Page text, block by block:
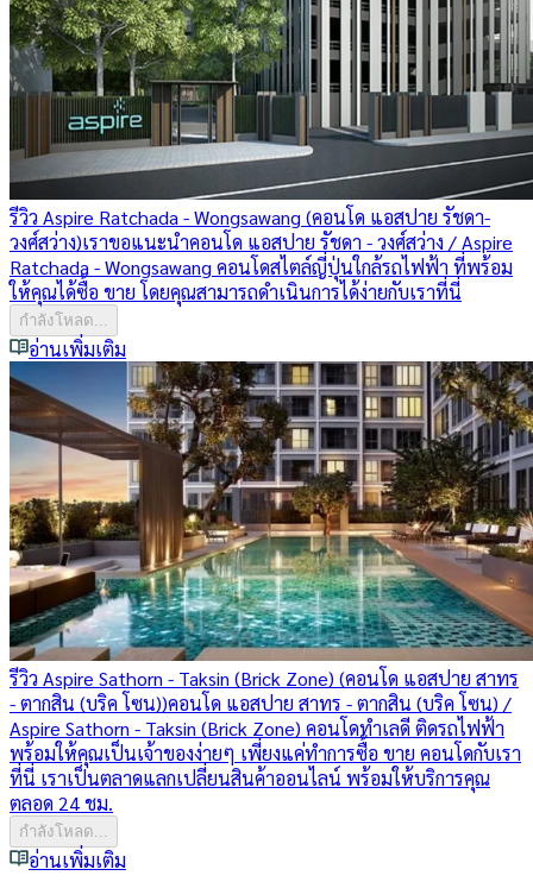
รีวิว Aspire Ratchada - Wongsawang (คอนโด แอสปาย รัชดา-
วงศ์สว่าง)เราขอแนะนำคอนโด แอสปาย รัชดา - วงศ์สว่าง / Aspire
Ratchada - Wongsawang คอนโดสไตล์ญี่ปุ่นใกล้รถไฟฟ้า ที่พร้อม
ให้คุณได้ซื้อ ขาย โดยคุณสามารถดำเนินการได้ง่ายกับเราที่นี่
กำลังโหลด...
อ่านเพิ่มเติม
รีวิว Aspire Sathorn - Taksin (Brick Zone) (คอนโด แอสปาย สาทร
- ตากสิน (บริค โซน))คอนโด แอสปาย สาทร - ตากสิน (บริค โซน) /
Aspire Sathorn - Taksin (Brick Zone) คอนโดทำเลดี ติดรถไฟฟ้า
พร้อมให้คุณเป็นเจ้าของง่ายๆ เพี่ยงแค่ทำการซื้อ ขาย คอนโดกับเรา
ที่นี่ เราเป็นตลาดแลกเปลี่ยนสินค้าออนไลน์ พร้อมให้บริการคุณ
ตลอด 24 ชม.
กำลังโหลด...
อ่านเพิ่มเติม